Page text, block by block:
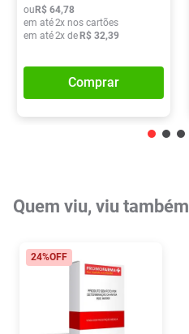
ou R$ 64,78
em até2x nos cartões
em até2x de R$ 32,39
Comprar
Quem viu, viu também
24%OFF